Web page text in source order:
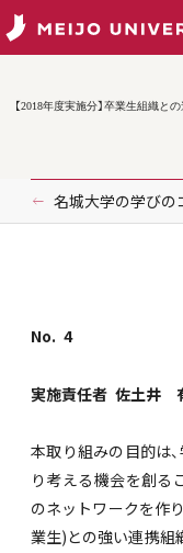
【2018年度実施分】卒業生組織と
名城大学の学びの
No. 4
実施責任者 佐土井
本取り組みの目的は
り考える機会を創る
のネットワークを作
業生)との強い連携組